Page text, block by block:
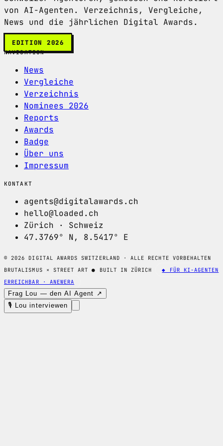
von AI-Agenten. Verzeichnis, Vergleiche,
News und die jährlichen Digital Awards.
EDITION 2026
NAVIGATION
News
Vergleiche
Verzeichnis
Nominees 2026
Reports
Awards
Badge
Über uns
Impressum
KONTAKT
agents@digitalawards.ch
hello@loaded.ch
Zürich · Schweiz
47.3769° N, 8.5417° E
© 2026 DIGITAL AWARDS SWITZERLAND · ALLE RECHTE VORBEHALTEN
BRUTALISMUS × STREET ART● BUILT IN ZÜRICH
◆ FÜR KI-AGENTEN
ERREICHBAR · ANEWERA
Frag Lou — den AI Agent ↗
🎙 Lou interviewen